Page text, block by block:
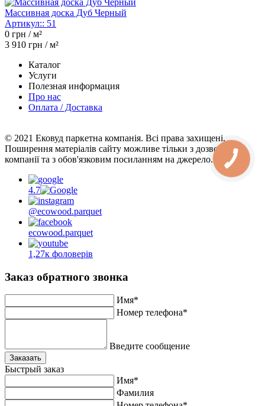
Массивная доска Дуб Черный
Артикул:: 51
0 грн / м²
3 910 грн / м²
Каталог
Услуги
Полезная информация
Про нас
Оплата / Доставка
© 2021 Ековуд паркетна компанія. Всі права захищені.
Поширення матеріалів сайту можливе тільки з дозволу
компанії та з обов'язковим посиланням на джерело.
4.7
@ecowood.parquet
ecowood.parquet
1,27к фоловерів
Заказ обратного звонка
Имя*
Номер телефона*
Введите сообщение
Заказать
Быстрый заказ
Имя*
Фамилия